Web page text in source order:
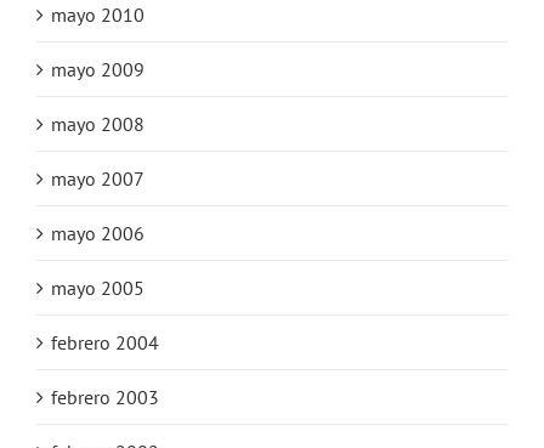
mayo 2010
mayo 2009
mayo 2008
mayo 2007
mayo 2006
mayo 2005
febrero 2004
febrero 2003